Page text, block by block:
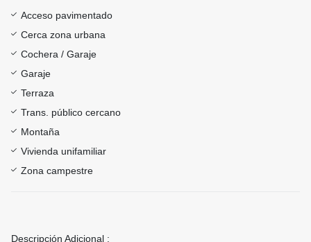
Acceso pavimentado
Cerca zona urbana
Cochera / Garaje
Garaje
Terraza
Trans. público cercano
Montaña
Vivienda unifamiliar
Zona campestre
Descripción Adicional :